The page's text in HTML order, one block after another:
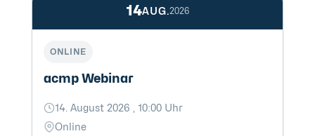
14AUG.2026
ONLINE
acmp Webinar
14. August 2026 , 10:00 Uhr
Online